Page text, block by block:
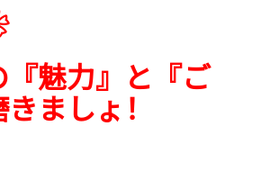
『魅力』と『ご
ましょ！